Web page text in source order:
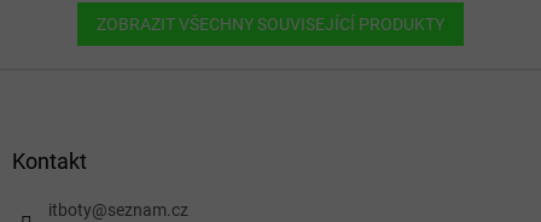
ZOBRAZIT VŠECHNY SOUVISEJÍCÍ PRODUKTY
Kontakt
itboty@seznam.cz